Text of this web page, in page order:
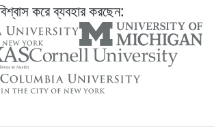
করে ব্যবহার করছেন: